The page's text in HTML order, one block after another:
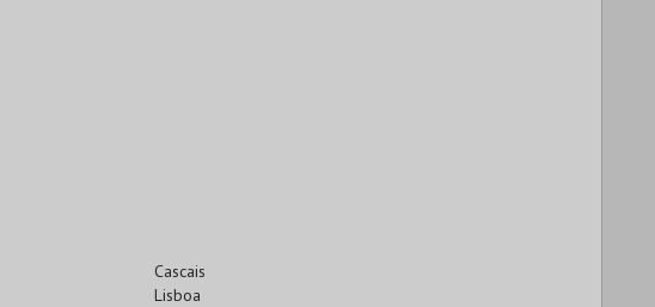
Cascais
Lisboa